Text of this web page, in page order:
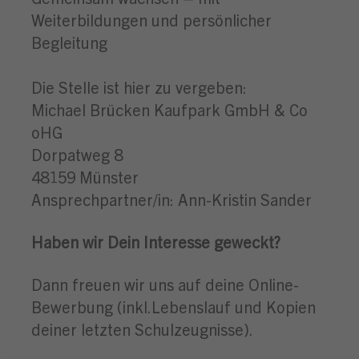
Weiterbildungen und persönlicher
Begleitung
Die Stelle ist hier zu vergeben:
Michael Brücken Kaufpark GmbH & Co
oHG
Dorpatweg 8
48159 Münster
Ansprechpartner/in: Ann-Kristin Sander
Haben wir Dein Interesse geweckt?
Dann freuen wir uns auf deine Online-
Bewerbung (inkl.Lebenslauf und Kopien
deiner letzten Schulzeugnisse).